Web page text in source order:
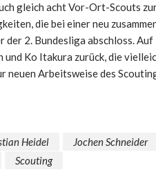
gleich acht Vor-Ort-Scouts
die bei einer neu
2. Bundesliga abschloss. Auf
Ko Itakura zurück, die
neuen Arbeitsweise des
Heidel Jochen Schneider
Scouting